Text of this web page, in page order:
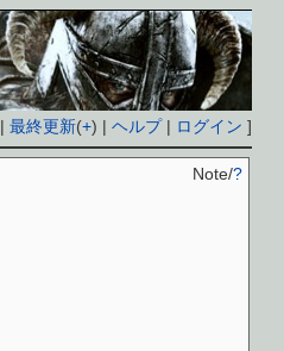
|最終更新(+) |ヘルプ| ログイン ]
Note/?